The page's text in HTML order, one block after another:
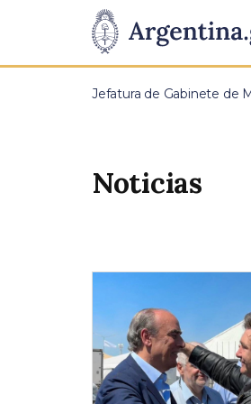
Presidencia
de
Pasar al contenido principal
Jefatura de Gabinete de
Noticias